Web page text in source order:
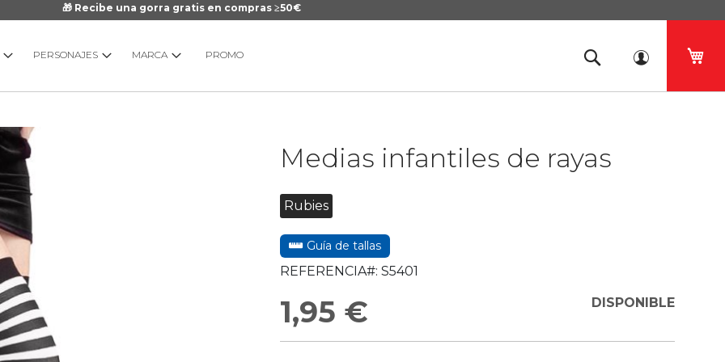
🎁 Recibe una gorra gratis en compras ≥50€
PERSONAJES MARCA PROMO
Medias infantiles de rayas
Rubies
Guía de tallas
REFERENCIA#: S5401
1,95 € DISPONIBLE
galería
imágenes